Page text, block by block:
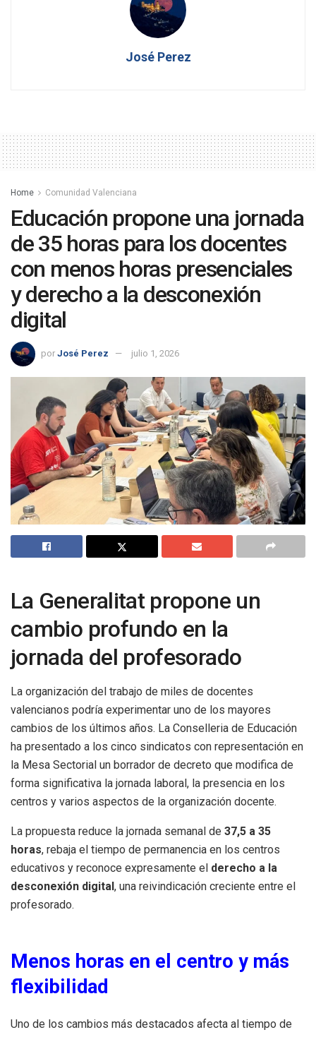
José Perez
Home Comunidad Valenciana
Educación propone una jornada
de 35 horas para los docentes
con menos horas presenciales
y derecho a la desconexión
digital
por José Perez julio 1, 2026
La Generalitat propone un
cambio profundo en la
jornada del profesorado
La organización del trabajo de miles de docentes
valencianos podría experimentar uno de los mayores
cambios de los últimos años. La Conselleria de Educación
ha presentado a los cinco sindicatos con representación en
la Mesa Sectorial un borrador de decreto que modifica de
forma significativa la jornada laboral, la presencia en los
centros y varios aspectos de la organización docente.
La propuesta reduce la jornada semanal de 37,5 a 35
horas, rebaja el tiempo de permanencia en los centros
educativos y reconoce expresamente el derecho a la
desconexión digital , una reivindicación creciente entre el
profesorado.
Menos horas en el centro y más
flexibilidad
Uno de los cambios más destacados afecta al tiempo de